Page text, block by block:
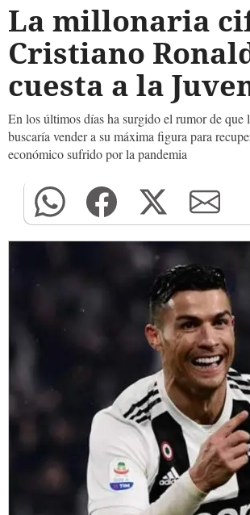
La millonaria
Cristiano
cuesta a la
En los últimos días ha surgido el rumor de que
buscaría vender a su máxima figura para
económico sufrido por la pandemia